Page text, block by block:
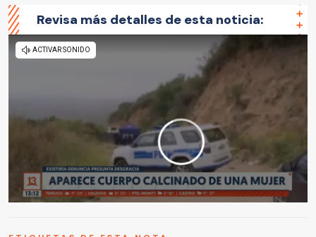
Revisa más detalles de esta noticia: